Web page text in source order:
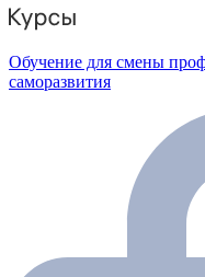
Обучение для смены
саморазвития